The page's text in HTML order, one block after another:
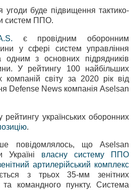
угоди буде підвищення тактико-
систем ППО.
є провідним оборонним
у сфері систем управління
одним з основних підрядників
У рейтингу 100 найбільших
компаній світу за 2020 рік від
Defense News компанія Aselsan
українських оборонних
.
повідомлялось, що Aselsan
Україні власну систему ППО
артилерійський комплекс
з трьох 35-мм зенітних
та командного пункту. Система